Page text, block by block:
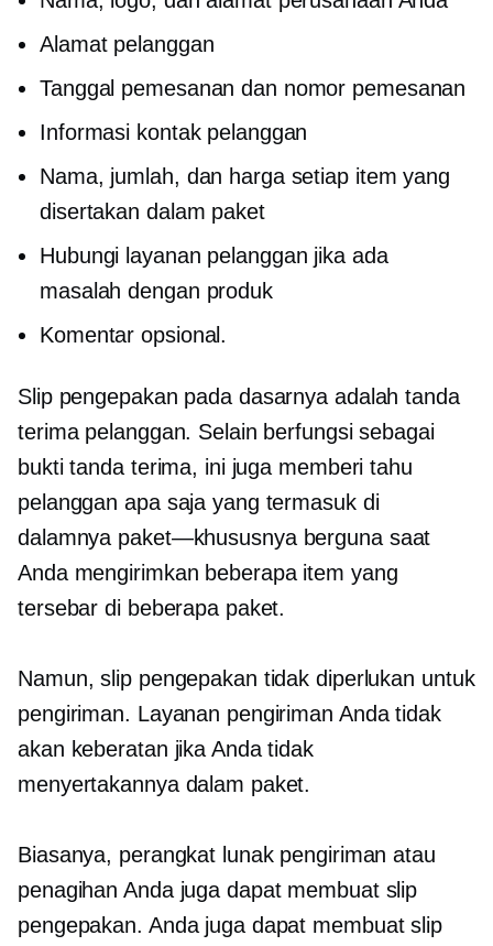
Alamat pelanggan
Tanggal pemesanan dan nomor pemesanan
Informasi kontak pelanggan
Nama, jumlah, dan harga setiap item yang
disertakan dalam paket
Hubungi layanan pelanggan jika ada
masalah dengan produk
Komentar opsional.
Slip pengepakan pada dasarnya adalah tanda
terima pelanggan. Selain berfungsi sebagai
bukti tanda terima, ini juga memberi tahu
pelanggan apa saja yang termasuk di
dalamnya paket—khususnyaberguna saat
Anda mengirimkan beberapa item yang
tersebar di beberapa paket.
Namun, slip pengepakan tidak diperlukan untuk
pengiriman. Layanan pengiriman Anda tidak
akan keberatan jika Anda tidak
menyertakannya dalam paket.
Biasanya, perangkat lunak pengiriman atau
penagihan Anda juga dapat membuat slip
pengepakan. Anda juga dapat membuat slip